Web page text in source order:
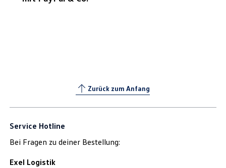
Zurück zum Anfang
Service Hotline
Bei Fragen zu deiner Bestellung:
Exel Logistik